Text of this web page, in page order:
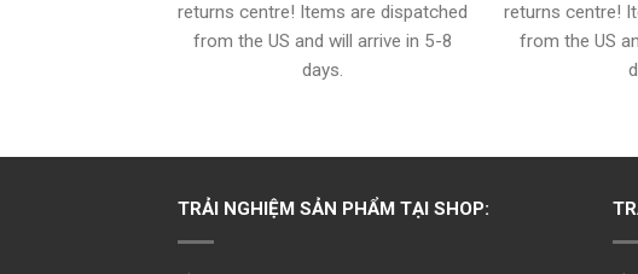
returns centre! Items are dispatched
from the US and will arrive in 5-8
days.
returns centre!
from the US
TRẢI NGHIỆM SẢN PHẨM TẠI SHOP: